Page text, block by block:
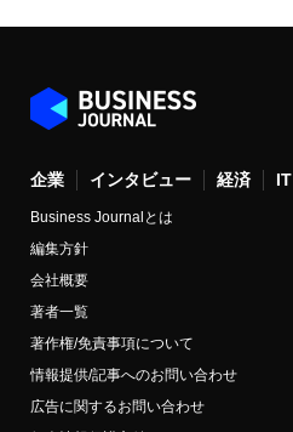
企業 インタビュー 経済 IT
Business Journalとは
編集方針
会社概要
著者一覧
著作権/免責事項について
情報提供/記事へのお問い合わせ
広告に関するお問い合わせ